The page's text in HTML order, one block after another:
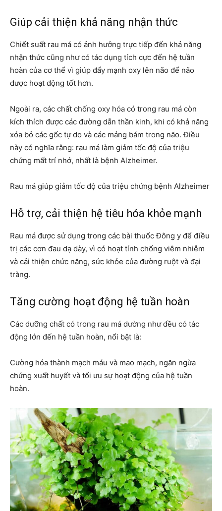
Giúp cải thiện khả năng nhận thức
Chiết suất rau má có ảnh hưởng trực tiếp đến khả năng
nhận thức cũng như có tác dụng tích cực đến hệ tuần
hoàn của cơ thể vì giúp đẩy mạnh oxy lên não để não
được hoạt động tốt hơn.
Ngoài ra, các chất chống oxy hóa có trong rau má còn
kích thích được các đường dẫn thần kinh, khi có khả năng
xóa bỏ các gốc tự do và các mảng bám trong não. Điều
này có nghĩa rằng: rau má làm giảm tốc độ của triệu
chứng mất trí nhớ, nhất là bệnh Alzheimer.
Rau má giúp giảm tốc độ của triệu chứng bệnh Alzheimer
Hỗ trợ, cải thiện hệ tiêu hóa khỏe mạnh
Rau má được sử dụng trong các bài thuốc Đông y để điều
trị các cơn đau dạ dày, vì có hoạt tính chống viêm nhiễm
và cải thiện chức năng, sức khỏe của đường ruột và đại
tràng.
Tăng cường hoạt động hệ tuần hoàn
Các dưỡng chất có trong rau má dường như đều có tác
động lớn đến hệ tuần hoàn, nổi bật là:
Cường hóa thành mạch máu và mao mạch, ngăn ngừa
chứng xuất huyết và tối ưu sự hoạt động của hệ tuần
hoàn.